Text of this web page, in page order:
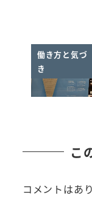
働き方と気づ
き
こ
コメントはあ